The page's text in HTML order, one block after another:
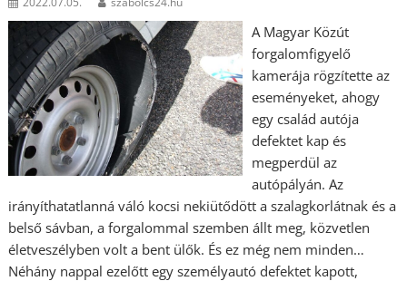
A Magyar Közút
forgalomfigyelő
kamerája rögzítette az
eseményeket, ahogy
egy család autója
defektet kap és
megperdül az
autópályán. Az
irányíthatatlanná váló kocsi nekiütődött a szalagkorlátnak és a
belső sávban, a forgalommal szemben állt meg, közvetlen
életveszélyben volt a bent ülők. És ez még nem minden…
Néhány nappal ezelőtt egy személyautó defektet kapott,